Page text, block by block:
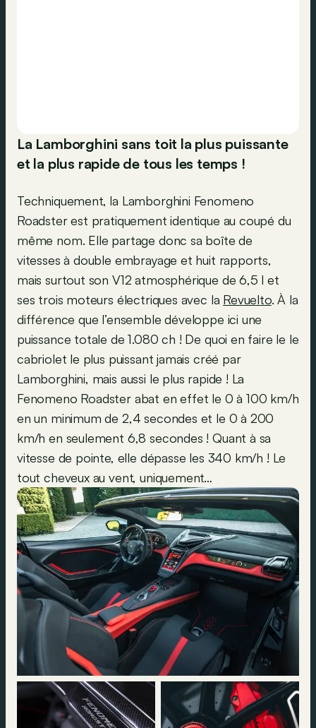
La Lamborghini sans toit la plus puissante
et la plus rapide de tous les temps !
Techniquement, la Lamborghini Fenomeno
Roadster est pratiquement identique au coupé du
même nom. Elle partage donc sa boîte de
vitesses à double embrayage et huit rapports,
mais surtout son V12 atmosphérique de 6,5 l et
ses trois moteurs électriques avec la Revuelto. À la
différence que l’ensemble développe ici une
puissance totale de 1.080 ch ! De quoi en faire le le
cabriolet le plus puissant jamais créé par
Lamborghini, mais aussi le plus rapide ! La
Fenomeno Roadster abat en effet le 0 à 100 km/h
en un minimum de 2,4 secondes et le 0 à 200
km/h en seulement 6,8 secondes ! Quant à sa
vitesse de pointe, elle dépasse les 340 km/h ! Le
tout cheveux au vent, uniquement…